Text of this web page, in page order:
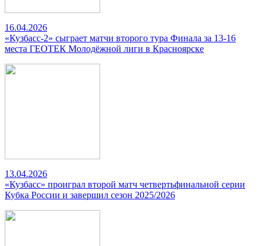
16.04.2026
«Кузбасс-2» сыграет матчи второго тура Финала за 13-16
места ГЕОТЕК Молодёжной лиги в Красноярске
13.04.2026
«Кузбасс» проиграл второй матч четвертьфинальной серии
Кубка России и завершил сезон 2025/2026